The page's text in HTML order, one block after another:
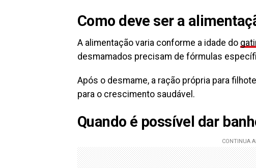
Como deve ser a
A alimentação varia conforme a idade do
desmamados precisam de fórmulas
Após o desmame, a ração própria para
para o crescimento saudável.
Quando é possível dar